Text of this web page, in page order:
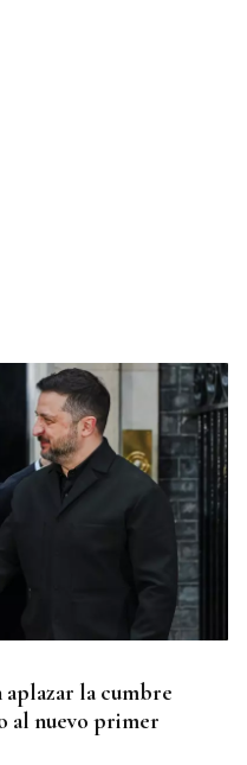
aplazar la cumbre
al nuevo primer